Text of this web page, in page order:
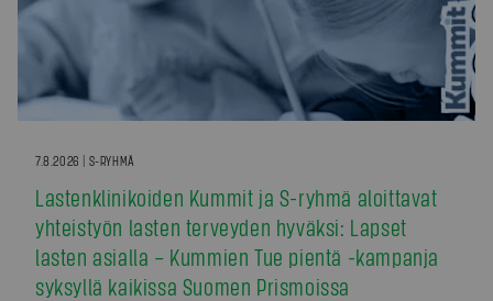
7.8.2026 | S-RYHMÄ
Lastenklinikoiden Kummit ja S-ryhmä aloittavat
yhteistyön lasten terveyden hyväksi: Lapset
lasten asialla – Kummien Tue pientä -kampanja
syksyllä kaikissa Suomen Prismoissa